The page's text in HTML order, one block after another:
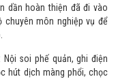
dần hoàn thiện đã đi vào
chuyên môn nghiệp vụ để
soi phế quản, ghi điện
hút dịch màng phổi, chọc